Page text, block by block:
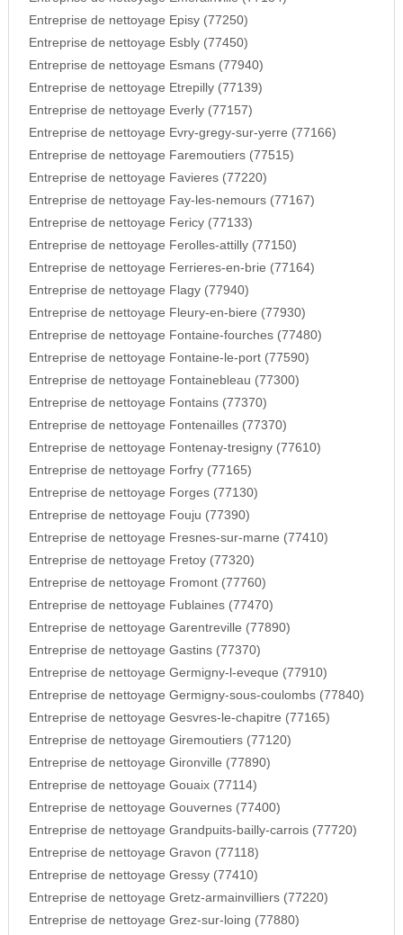
Entreprise de nettoyage Episy (77250)
Entreprise de nettoyage Esbly (77450)
Entreprise de nettoyage Esmans (77940)
Entreprise de nettoyage Etrepilly (77139)
Entreprise de nettoyage Everly (77157)
Entreprise de nettoyage Evry-gregy-sur-yerre (77166)
Entreprise de nettoyage Faremoutiers (77515)
Entreprise de nettoyage Favieres (77220)
Entreprise de nettoyage Fay-les-nemours (77167)
Entreprise de nettoyage Fericy (77133)
Entreprise de nettoyage Ferolles-attilly (77150)
Entreprise de nettoyage Ferrieres-en-brie (77164)
Entreprise de nettoyage Flagy (77940)
Entreprise de nettoyage Fleury-en-biere (77930)
Entreprise de nettoyage Fontaine-fourches (77480)
Entreprise de nettoyage Fontaine-le-port (77590)
Entreprise de nettoyage Fontainebleau (77300)
Entreprise de nettoyage Fontains (77370)
Entreprise de nettoyage Fontenailles (77370)
Entreprise de nettoyage Fontenay-tresigny (77610)
Entreprise de nettoyage Forfry (77165)
Entreprise de nettoyage Forges (77130)
Entreprise de nettoyage Fouju (77390)
Entreprise de nettoyage Fresnes-sur-marne (77410)
Entreprise de nettoyage Fretoy (77320)
Entreprise de nettoyage Fromont (77760)
Entreprise de nettoyage Fublaines (77470)
Entreprise de nettoyage Garentreville (77890)
Entreprise de nettoyage Gastins (77370)
Entreprise de nettoyage Germigny-l-eveque (77910)
Entreprise de nettoyage Germigny-sous-coulombs (77840)
Entreprise de nettoyage Gesvres-le-chapitre (77165)
Entreprise de nettoyage Giremoutiers (77120)
Entreprise de nettoyage Gironville (77890)
Entreprise de nettoyage Gouaix (77114)
Entreprise de nettoyage Gouvernes (77400)
Entreprise de nettoyage Grandpuits-bailly-carrois (77720)
Entreprise de nettoyage Gravon (77118)
Entreprise de nettoyage Gressy (77410)
Entreprise de nettoyage Gretz-armainvilliers (77220)
Entreprise de nettoyage Grez-sur-loing (77880)